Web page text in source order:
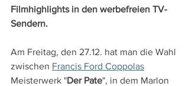
Filmhighlights in den werbefreien TV-
Sendern.
Am Freitag, den 27.12. hat man die Wahl
zwischen Francis Ford Coppolas
Meisterwerk "Der Pate", in dem Marlon